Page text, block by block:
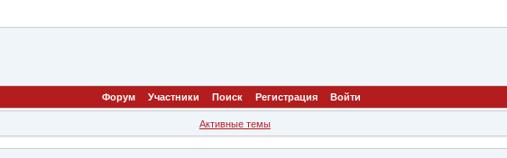
Форум Участники Поиск Регистрация Войти
Активные темы